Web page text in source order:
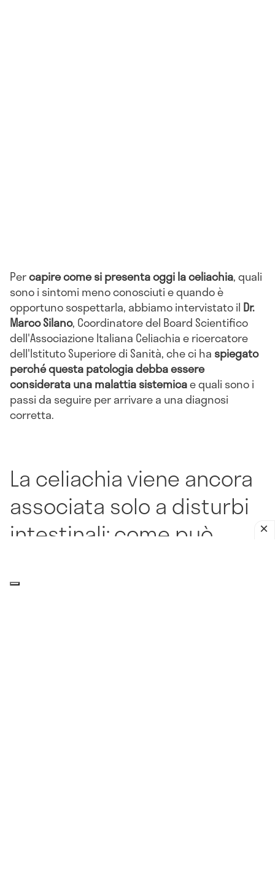
Percapire come si presenta oggi la celiachia, quali
sono i sintomi meno conosciuti e quando è
opportuno sospettarla, abbiamo intervistato il Dr.
Marco Silano, Coordinatore del Board Scientifico
dell'Associazione Italiana Celiachia e ricercatore
dell'Istituto Superiore di Sanità, che ci ha spiegato
perché questa patologia debba essere
considerata una malattia sistemicae quali sono i
passi da seguire per arrivare a una diagnosi
corretta.
La celiachia viene ancora
associata solo a disturbi
intestinali: come può
quando i sintomi non